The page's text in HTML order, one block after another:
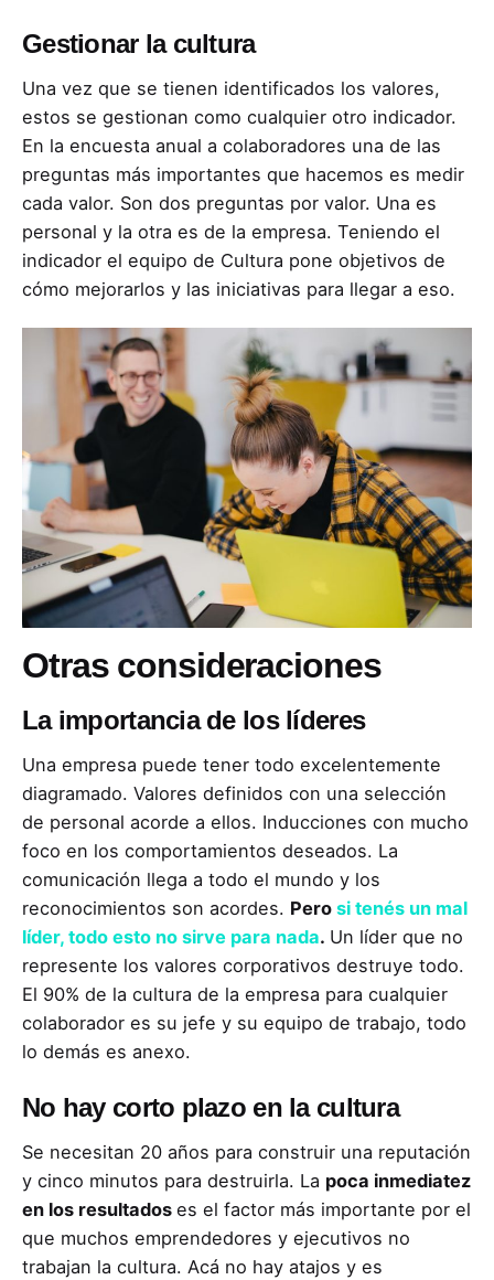
Gestionar la cultura
Una vez que se tienen identificados los valores,
estos se gestionan como cualquier otro indicador.
En la encuesta anual a colaboradores una de las
preguntas más importantes que hacemos es medir
cada valor. Son dos preguntas por valor. Una es
personal y la otra es de la empresa. Teniendo el
indicador el equipo de Cultura pone objetivos de
cómo mejorarlos y las iniciativas para llegar a eso.
Otras consideraciones
La importancia de los líderes
Una empresa puede tener todo excelentemente
diagramado. Valores definidos con una selección
de personal acorde a ellos. Inducciones con mucho
foco en los comportamientos deseados. La
comunicación llega a todo el mundo y los
reconocimientos son acordes. Pero si tenés un mal
líder, todo esto no sirve para nada. Un líder que no
represente los valores corporativos destruye todo.
El 90% de la cultura de la empresa para cualquier
colaborador es su jefe y su equipo de trabajo, todo
lo demás es anexo.
No hay corto plazo en la cultura
Se necesitan 20 años para construir una reputación
y cinco minutos para destruirla. La poca inmediatez
en los resultados es el factor más importante por el
que muchos emprendedores y ejecutivos no
trabajan la cultura. Acá no hay atajos y es